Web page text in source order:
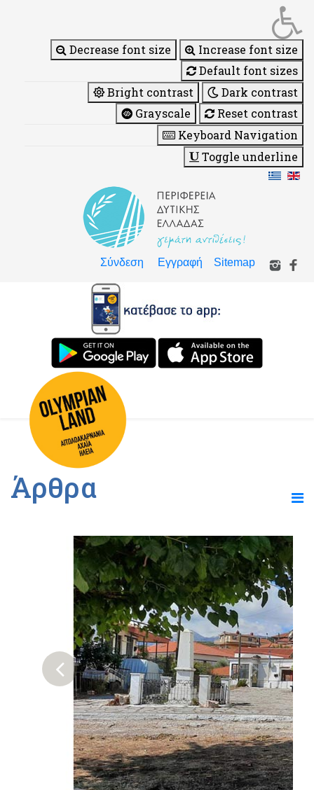
Decrease font size
Increase font size
Default font sizes
Bright contrast
Dark contrast
Grayscale
Reset contrast
Keyboard Navigation
Toggle underline
Σύνδεση Εγγραφή Sitemap
Άρθρα